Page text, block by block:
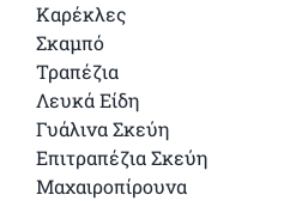
Καρέκλες
Σκαμπό
Τραπέζια
Λευκά Είδη
Γυάλινα Σκεύη
Επιτραπέζια Σκεύη
Μαχαιροπίρουνα